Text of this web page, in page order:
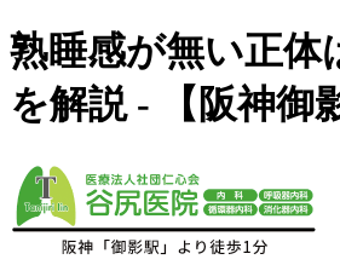
熟睡感が無い正体
を解説 - 【阪神御